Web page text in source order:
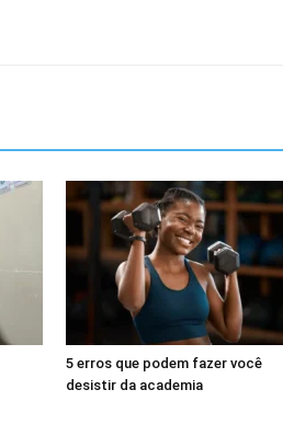
5 erros que podem fazer você
desistir da academia